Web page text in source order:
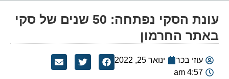
עונת הסקי נפתחה: 50 שנים של סקי
באתר החרמון
עוזי בכר
ינואר 25, 2022
4:57 am